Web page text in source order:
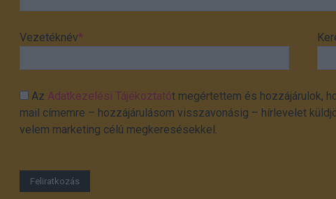
Vezetéknév*
AzAdatkezelési Tájékoztatót megértettem és hozzájárulok,
mail címemre – hozzájárulásom visszavonásig – hírlevelet
velem marketing célú megkeresésekkel.